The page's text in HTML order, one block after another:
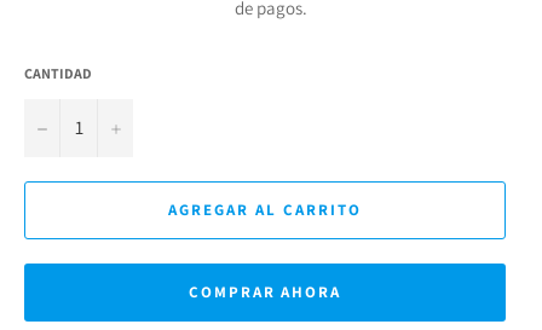
de pagos.
CANTIDAD
− +
AGREGAR AL CARRITO
COMPRAR AHORA